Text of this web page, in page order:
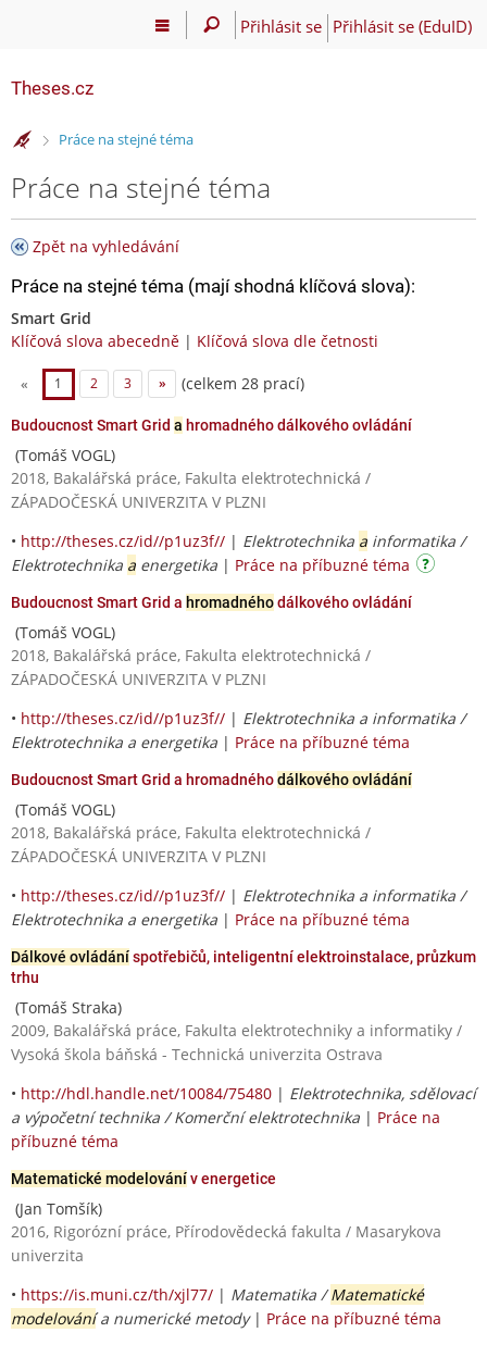
Přihlásit se Přihlásit se (EduID)
Theses.cz
>Práce na stejné téma
Práce na stejné téma
Zpět na vyhledávání
Práce na stejné téma (mají shodná klíčová slova):
Smart Grid
Klíčová slova abecedně | Klíčová slova dle četnosti
« 1 2 3 » (celkem 28 prací)
Budoucnost Smart Grid a hromadného dálkového ovládání
(Tomáš VOGL)
2018, Bakalářská práce, Fakulta elektrotechnická /
ZÁPADOČESKÁ UNIVERZITA V PLZNI
• http://theses.cz/id//p1uz3f// | Elektrotechnika a informatika /
Elektrotechnika a energetika | Práce na příbuzné téma
Budoucnost Smart Grid a hromadnéhodálkového ovládání
(Tomáš VOGL)
2018, Bakalářská práce, Fakulta elektrotechnická /
ZÁPADOČESKÁ UNIVERZITA V PLZNI
• http://theses.cz/id//p1uz3f// | Elektrotechnika a informatika /
Elektrotechnika a energetika | Práce na příbuzné téma
Budoucnost Smart Grid a hromadnéhodálkového ovládání
(Tomáš VOGL)
2018, Bakalářská práce, Fakulta elektrotechnická /
ZÁPADOČESKÁ UNIVERZITA V PLZNI
• http://theses.cz/id//p1uz3f// | Elektrotechnika a informatika /
Elektrotechnika a energetika | Práce na příbuzné téma
Dálkové ovládáníspotřebičů, inteligentní elektroinstalace, průzkum
trhu
(Tomáš Straka)
2009, Bakalářská práce, Fakulta elektrotechniky a informatiky /
Vysoká škola báňská - Technická univerzita Ostrava
• http://hdl.handle.net/10084/75480 | Elektrotechnika, sdělovací
a výpočetní technika / Komerční elektrotechnika | Práce na
příbuzné téma
Matematické modelovánív energetice
(Jan Tomšík)
2016, Rigorózní práce, Přírodovědecká fakulta / Masarykova
univerzita
• https://is.muni.cz/th/xjl77/ | Matematika /Matematické
modelovánía numerické metody| Práce na příbuzné téma